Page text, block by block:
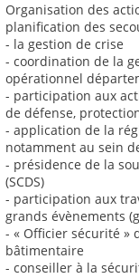
Organisation des
planification des
- la gestion de crise
- coordination de la
opérationnel
- participation aux
de défense,
- application de la
notamment au sein
- présidence de la
(SCDS)
- participation aux
grands évènements
- « Officier sécurité »
bâtimentaire
- conseiller à la